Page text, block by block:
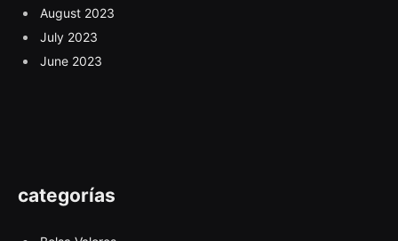
August 2023
July 2023
June 2023
categorías